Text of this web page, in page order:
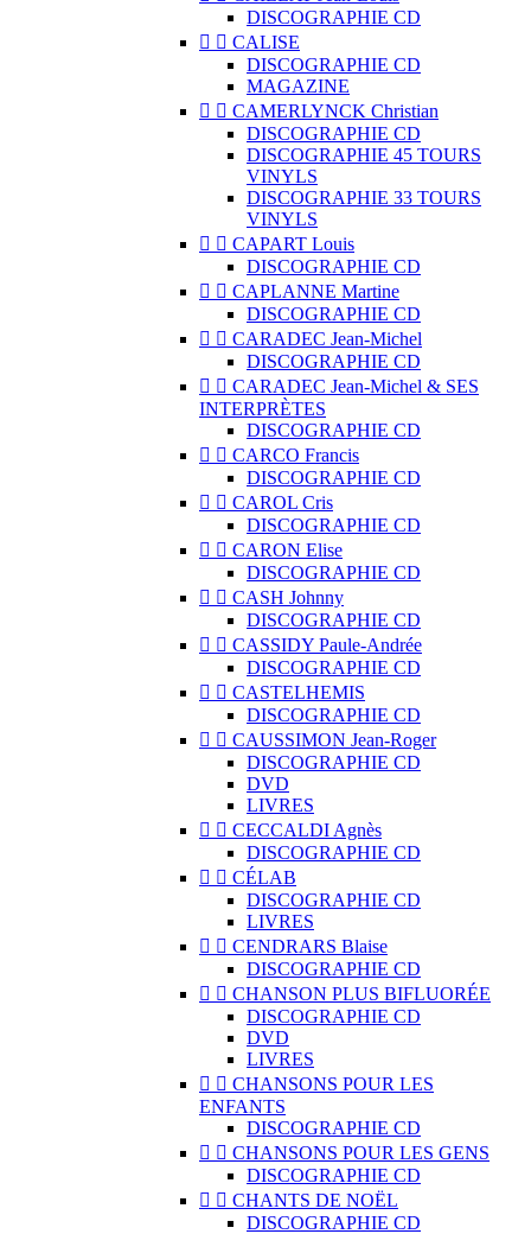
DISCOGRAPHIE CD
  CALISE
DISCOGRAPHIE CD
MAGAZINE
  CAMERLYNCK Christian
DISCOGRAPHIE CD
DISCOGRAPHIE 45 TOURS
VINYLS
DISCOGRAPHIE 33 TOURS
VINYLS
  CAPART Louis
DISCOGRAPHIE CD
  CAPLANNE Martine
DISCOGRAPHIE CD
  CARADEC Jean-Michel
DISCOGRAPHIE CD
  CARADEC Jean-Michel & SES
INTERPRÈTES
DISCOGRAPHIE CD
  CARCO Francis
DISCOGRAPHIE CD
  CAROL Cris
DISCOGRAPHIE CD
  CARON Elise
DISCOGRAPHIE CD
  CASH Johnny
DISCOGRAPHIE CD
  CASSIDY Paule-Andrée
DISCOGRAPHIE CD
  CASTELHEMIS
DISCOGRAPHIE CD
  CAUSSIMON Jean-Roger
DISCOGRAPHIE CD
DVD
LIVRES
  CECCALDI Agnès
DISCOGRAPHIE CD
  CÉLAB
DISCOGRAPHIE CD
LIVRES
  CENDRARS Blaise
DISCOGRAPHIE CD
  CHANSON PLUS BIFLUORÉE
DISCOGRAPHIE CD
DVD
LIVRES
  CHANSONS POUR LES
ENFANTS
DISCOGRAPHIE CD
  CHANSONS POUR LES GENS
DISCOGRAPHIE CD
  CHANTS DE NOËL
DISCOGRAPHIE CD